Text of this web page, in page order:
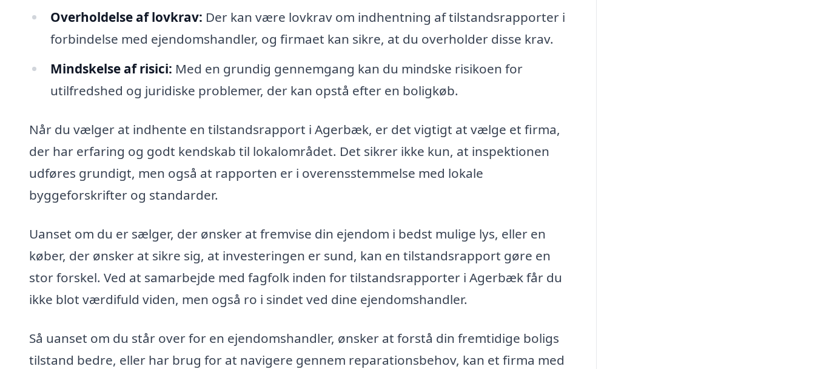
Overholdelse af lovkrav: Der kan være lovkrav om indhentning af tilstandsrapporter i
forbindelse med ejendomshandler, og firmaet kan sikre, at du overholder disse krav.
Mindskelse af risici: Med en grundig gennemgang kan du mindske risikoen for
utilfredshed og juridiske problemer, der kan opstå efter en boligkøb.
Når du vælger at indhente en tilstandsrapport i Agerbæk, er det vigtigt at vælge et firma,
der har erfaring og godt kendskab til lokalområdet. Det sikrer ikke kun, at inspektionen
udføres grundigt, men også at rapporten er i overensstemmelse med lokale
byggeforskrifter og standarder.
Uanset om du er sælger, der ønsker at fremvise din ejendom i bedst mulige lys, eller en
køber, der ønsker at sikre sig, at investeringen er sund, kan en tilstandsrapport gøre en
stor forskel. Ved at samarbejde med fagfolk inden for tilstandsrapporter i Agerbæk får du
ikke blot værdifuld viden, men også ro i sindet ved dine ejendomshandler.
Så uanset om du står over for en ejendomshandler, ønsker at forstå din fremtidige boligs
tilstand bedre, eller har brug for at navigere gennem reparationsbehov, kan et firma med